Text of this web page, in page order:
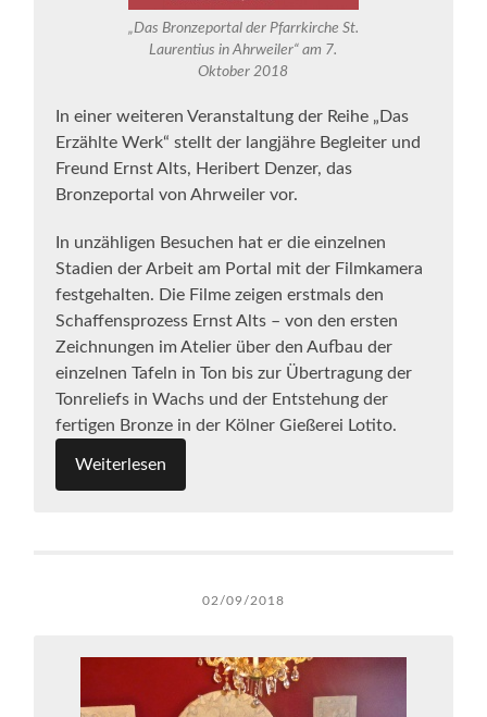
„Das Bronzeportal der Pfarrkirche St.
Laurentius in Ahrweiler“ am 7.
Oktober 2018
In einer weiteren Veranstaltung der Reihe „Das
Erzählte Werk“ stellt der langjähre Begleiter und
Freund Ernst Alts, Heribert Denzer, das
Bronzeportal von Ahrweiler vor.
In unzähligen Besuchen hat er die einzelnen
Stadien der Arbeit am Portal mit der Filmkamera
festgehalten. Die Filme zeigen erstmals den
Schaffensprozess Ernst Alts – von den ersten
Zeichnungen im Atelier über den Aufbau der
einzelnen Tafeln in Ton bis zur Übertragung der
Tonreliefs in Wachs und der Entstehung der
fertigen Bronze in der Kölner Gießerei Lotito.
Weiterlesen
02/09/2018